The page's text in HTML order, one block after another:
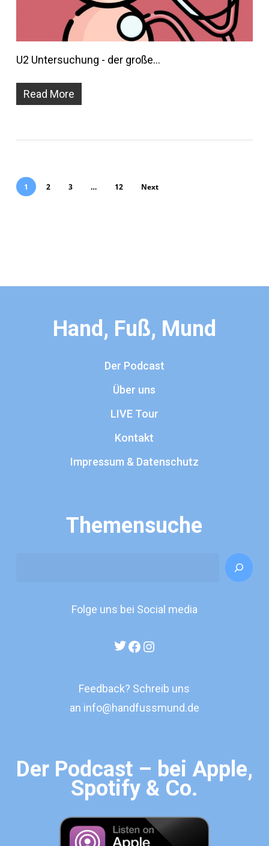
U2 Untersuchung - der große…
Read More
1 2 3 … 12 Next
Hand, Fuß, Mund
Der Podcast
Über uns
LIVE Tour
Kontakt
Impressum & Datenschutz
Themensuche
Folge uns bei Social media
Twitter
Facebook
Feedback? Schreib uns
an info@handfussmund.de
Der Podcast – bei Apple,
Spotify & Co.